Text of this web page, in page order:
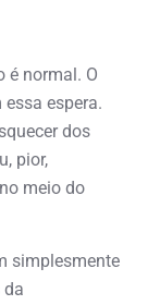
é normal. O
espera.
dos
pior,
meio do
simplesmente
da